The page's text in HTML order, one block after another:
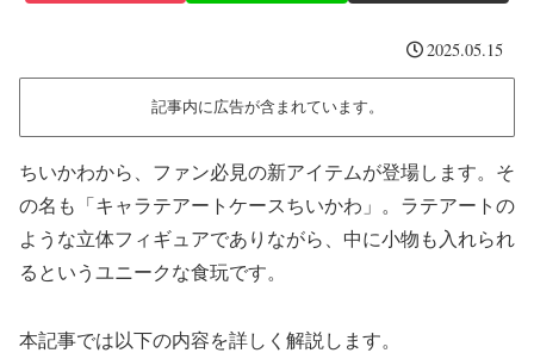
2025.05.15
記事内に広告が含まれています。
ちいかわから、ファン必見の新アイテムが登場します。そ
の名も「キャラテアートケースちいかわ」。ラテアートの
ような立体フィギュアでありながら、中に小物も入れられ
るというユニークな食玩です。
本記事では以下の内容を詳しく解説します。